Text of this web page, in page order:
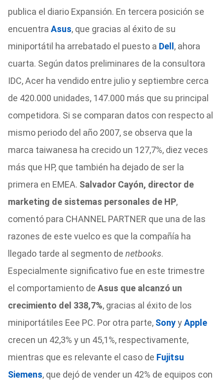
publica el diario Expansión. En tercera posición se
encuentra Asus, que gracias al éxito de su
miniportátil ha arrebatado el puesto a Dell , ahora
cuarta. Según datos preliminares de la consultora
IDC, Acer ha vendido entre julio y septiembre cerca
de 420.000 unidades, 147.000 más que su principal
competidora. Si se comparan datos con respecto al
mismo periodo del año 2007, se observa que la
marca taiwanesa ha crecido un 127,7%, diez veces
más que HP, que también ha dejado de ser la
primera en EMEA. Salvador Cayón, director de
marketing de sistemas personales de HP,
comentó para CHANNEL PARTNER que una de las
razones de este vuelco es que la compañía ha
llegado tarde al segmento de netbooks.
Especialmente significativo fue en este trimestre
el comportamiento de Asus que alcanzó un
crecimiento del 338,7%, gracias al éxito de los
miniportátiles Eee PC. Por otra parte, SonyyApple
crecen un 42,3% y un 45,1%, respectivamente,
mientras que es relevante el caso de Fujitsu
Siemens, que dejó de vender un 42% de equipos con